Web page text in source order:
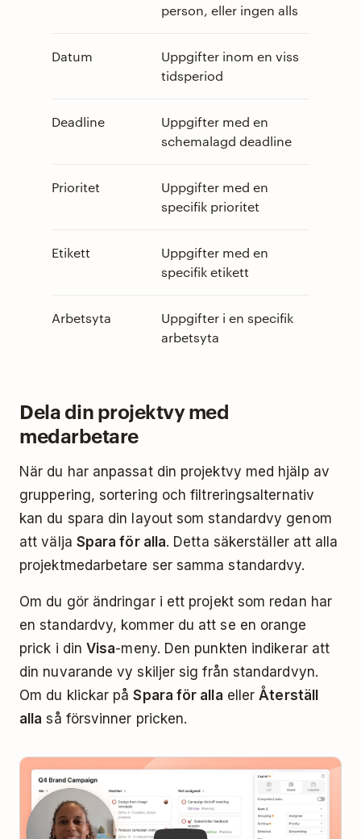
person, eller ingen alls
Datum
Uppgifter inom en viss
tidsperiod
Deadline
Uppgifter med en
schemalagd deadline
Prioritet
Uppgifter med en
specifik prioritet
Etikett
Uppgifter med en
specifik etikett
Arbetsyta
Uppgifter i en specifik
arbetsyta
Dela din projektvy med
medarbetare
När du har anpassat din projektvy med hjälp av
gruppering, sortering och filtreringsalternativ
kan du spara din layout som standardvy genom
att välja Spara för alla. Detta säkerställer att alla
projektmedarbetare ser samma standardvy.
Om du gör ändringar i ett projekt som redan har
en standardvy, kommer du att se en orange
prick i dinVisa-meny. Den punkten indikerar att
din nuvarande vy skiljer sig från standardvyn.
Om du klickar påSpara för alla ellerÅterställ
alla så försvinner pricken.
Play